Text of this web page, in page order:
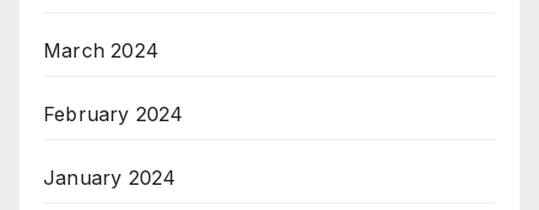
March 2024
February 2024
January 2024